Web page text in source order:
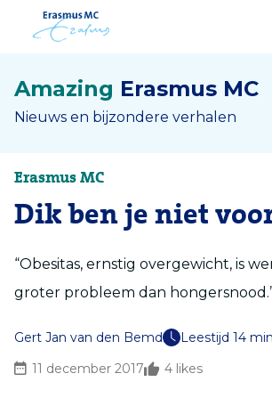
Amazing Erasmus MC
Nieuws en bijzondere verhalen
Erasmus MC
Dik ben je niet
“Obesitas, ernstig overgewicht, is
groter probleem dan
Gert Jan van den Bemd
Leestijd 14 min
11 december 2017
4 likes